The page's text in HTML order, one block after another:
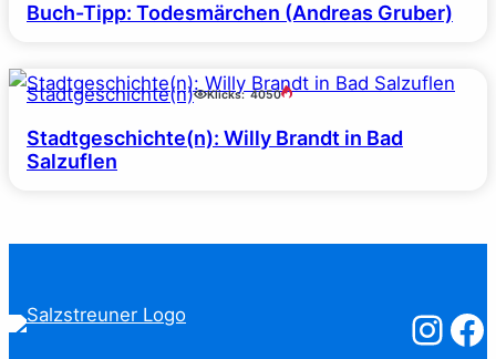
Buch-Tipp: Todesmärchen (Andreas Gruber)
Stadtgeschichte(n) Klicks: 4050
Stadtgeschichte(n): Willy Brandt in Bad
Salzuflen